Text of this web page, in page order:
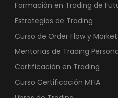
Formación en Trading de
Estrategias de Trading
Curso de Order Flow y
Mentorías de Trading
Certificación en Trading
Curso Certificación MFIA